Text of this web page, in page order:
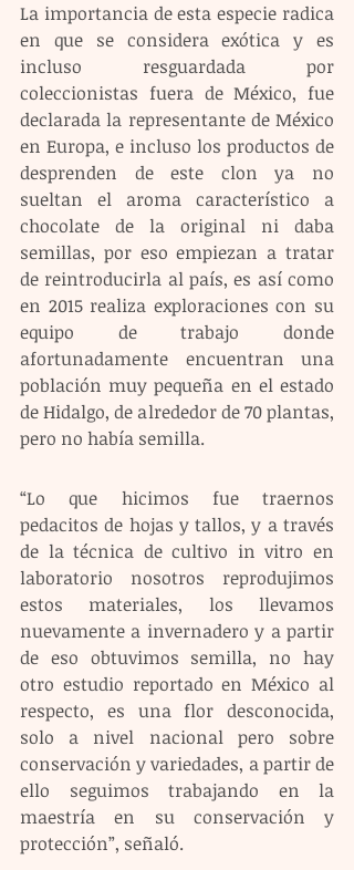
La importancia de esta especie radica
en que se considera exótica y es
incluso resguardada por
coleccionistas fuera de México, fue
declarada la representante de México
en Europa, e incluso los productos de
desprenden de este clon ya no
sueltan el aroma característico a
chocolate de la original ni daba
semillas, por eso empiezan a tratar
de reintroducirla al país, es así como
en 2015 realiza exploraciones con su
equipo de trabajo donde
afortunadamente encuentran una
población muy pequeña en el estado
de Hidalgo, de alrededor de 70 plantas,
pero no había semilla.
“Lo que hicimos fue traernos
pedacitos de hojas y tallos, y a través
de la técnica de cultivo in vitro en
laboratorio nosotros reprodujimos
estos materiales, los llevamos
nuevamente a invernadero y a partir
de eso obtuvimos semilla, no hay
otro estudio reportado en México al
respecto, es una flor desconocida,
solo a nivel nacional pero sobre
conservación y variedades, a partir de
ello seguimos trabajando en la
maestría en su conservación y
protección”, señaló.